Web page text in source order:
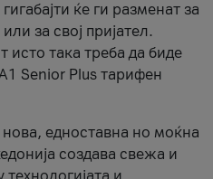
ќе ги разменат за
за свој пријател.
исто така треба да биде
Senior Plus тарифен
едноставна но моќна
создава свежа и